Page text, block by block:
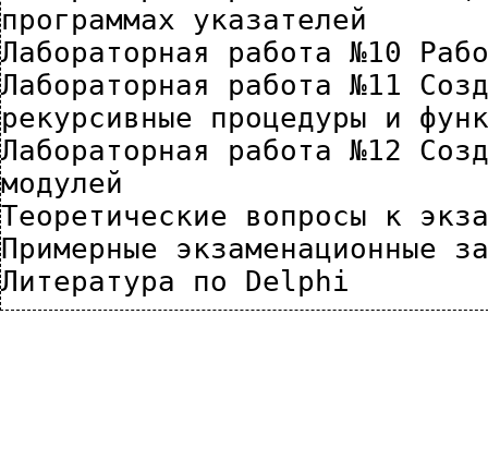
программах указателей
Лабораторная работа №10
Лабораторная работа №11
рекурсивные процедуры и
Лабораторная работа №12
модулей
Теоретические вопросы к
Примерные экзаменационные
Литература по Delphi